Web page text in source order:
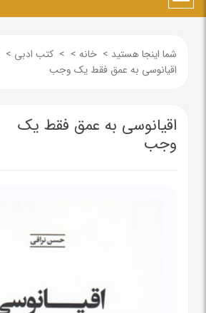
شما اینجا هستید > خانه >
> کتب ادبی >
اقیانوسی به عمق فقط یک وجب
اقیانوسی به عمق فقط یک
وجب